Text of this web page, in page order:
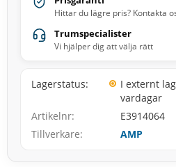
Hittar du lägre pris? Kontakta
Trumspecialister
Vi hjälper dig att välja rätt
Lagerstatus
I externt
vardagar
Artikelnr
E3914064
Tillverkare
AMP